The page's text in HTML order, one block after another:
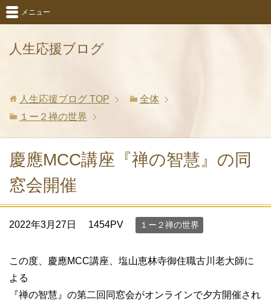
人生応援ブログ
メニュー
人生応援ブログ TOP
全体
１ー２禅の世界
慶應MCC講座『禅の智慧』の同
窓会開催
2022年3月27日 1454PV １ー２禅の世界
この度、慶應MCC講座、塩山恵林寺御住職古川老大師に
よる
『禅の智慧』の第二回同窓会がオンラインで夕方開催され